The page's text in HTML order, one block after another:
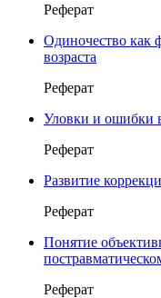
Реферат
Одиночество как
возраста
Реферат
Уловки и ошибки
Реферат
Развитие
Реферат
Понятие
Реферат